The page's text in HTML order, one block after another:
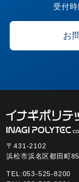
受付
お
〒431-2102
浜松市浜名区都田町
TEL:053-525-8200